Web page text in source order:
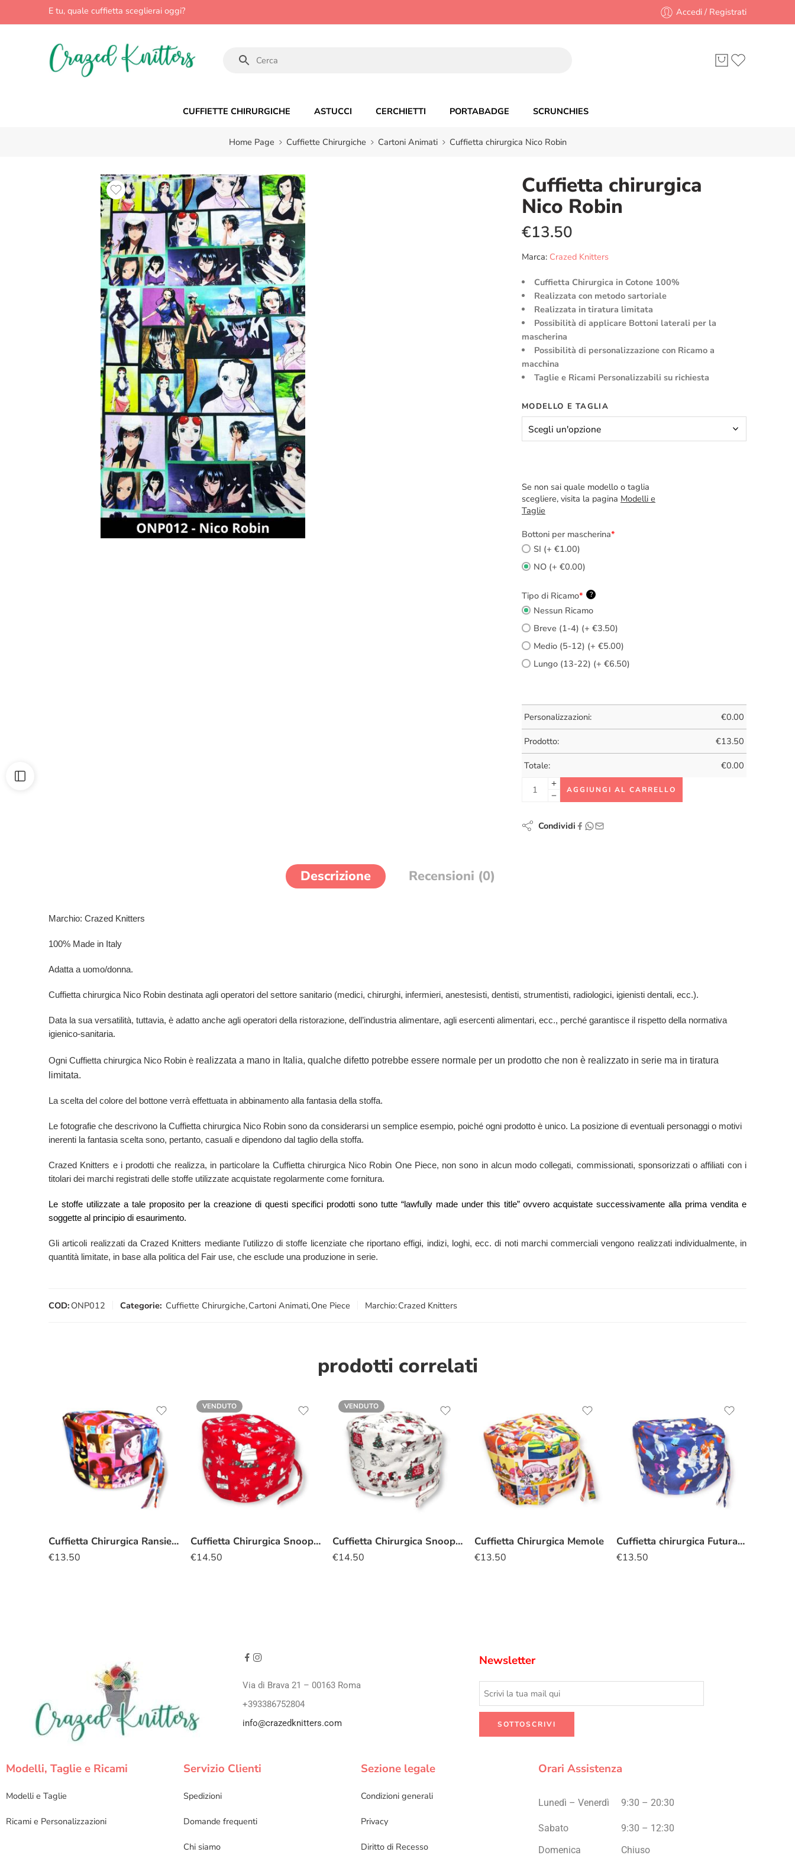
E tu, quale cuffietta sceglierai oggi? Accedi / Registrati
CUFFIETTE CHIRURGICHE ASTUCCI CERCHIETTI PORTABADGE SCRUNCHIES
Home Page Cuffiette Chirurgiche Cartoni Animati Cuffietta chirurgica Nico Robin
Cuffietta chirurgica
Nico Robin
€13.50
Marca: Crazed Knitters
Cuffietta Chirurgica in Cotone 100%
Realizzata con metodo sartoriale
Realizzata in tiratura limitata
Possibilità di applicare Bottoni laterali per la
mascherina
Possibilità di personalizzazione con Ricamo a
macchina
Taglie e Ricami Personalizzabili su richiesta
MODELLO E TAGLIA
Se non sai quale modello o taglia
scegliere, visita la pagina Modelli e
Taglie
Bottoni per mascherina*
SI (+ €1.00)
NO (+ €0.00)
Tipo di Ricamo* ?
Nessun Ricamo
Breve (1-4) (+ €3.50)
Medio (5-12) (+ €5.00)
Lungo (13-22) (+ €6.50)
Personalizzazioni: €0.00
Prodotto: €13.50
Totale: €0.00
AGGIUNGI AL CARRELLO
Condividi
Descrizione Recensioni (0)
Marchio: Crazed Knitters
100% Made in Italy
Adatta a uomo/donna.
Cuffietta chirurgica Nico Robin destinata agli operatori del settore sanitario (medici, chirurghi, infermieri, anestesisti, dentisti, strumentisti, radiologici, igienisti dentali, ecc.).
Data la sua versatilità, tuttavia, è adatto anche agli operatori della ristorazione, dell’industria alimentare, agli esercenti alimentari, ecc., perché garantisce il rispetto della normativa
igienico-sanitaria.
Ogni Cuffietta chirurgica Nico Robin è realizzata a mano in Italia, qualche difetto potrebbe essere normale per un prodotto che non è realizzato in serie ma in tiratura
limitata.
La scelta del colore del bottone verrà effettuata in abbinamento alla fantasia della stoffa.
Le fotografie che descrivono la Cuffietta chirurgica Nico Robin sono da considerarsi un semplice esempio, poiché ogni prodotto è unico. La posizione di eventuali personaggi o motivi
inerenti la fantasia scelta sono, pertanto, casuali e dipendono dal taglio della stoffa.
Crazed Knitters e i prodotti che realizza, in particolare la Cuffietta chirurgica Nico Robin One Piece, non sono in alcun modo collegati, commissionati, sponsorizzati o affiliati con i
titolari dei marchi registrati delle stoffe utilizzate acquistate regolarmente come fornitura.
Le stoffe utilizzate a tale proposito per la creazione di questi specifici prodotti sono tutte “lawfully made under this title” ovvero acquistate successivamente alla prima vendita e
soggette al principio di esaurimento.
Gli articoli realizzati da Crazed Knitters mediante l’utilizzo di stoffe licenziate che riportano effigi, indizi, loghi, ecc. di noti marchi commerciali vengono realizzati individualmente, in
quantità limitate, in base alla politica del Fair use, che esclude una produzione in serie.
COD: ONP012 Categorie: Cuffiette Chirurgiche,Cartoni Animati,One Piece Marchio:Crazed Knitters
prodotti correlati
Cuffietta Chirurgica Ransie la strega
€13.50
VENDUTO
Cuffietta Chirurgica Snoopy natalizia rosso
€14.50
VENDUTO
Cuffietta Chirurgica Snoopy natalizia bianco
€14.50
Cuffietta Chirurgica Memole
€13.50
Cuffietta chirurgica Futurama
€13.50
Via di Brava 21 – 00163 Roma
+393386752804
info@crazedknitters.com
Newsletter
Modelli, Taglie e Ricami
Modelli e Taglie
Ricami e Personalizzazioni
Servizio Clienti
Spedizioni
Domande frequenti
Chi siamo
Sezione legale
Condizioni generali
Privacy
Diritto di Recesso
Orari Assistenza
Lunedì – Venerdì 9:30 – 20:30
Sabato 9:30 – 12:30
Domenica Chiuso